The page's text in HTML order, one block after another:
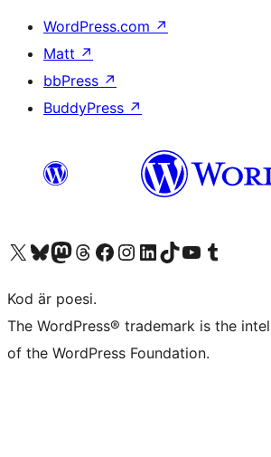
WordPress.com ↗
Matt ↗
bbPress ↗
BuddyPress ↗
Besök vår X-konto (f.d. Twitter)
Besök vårt Bluesky-konto
Besök vårt Mastodon-konto
Besök vårt Thread-konto
Besök vår Facebook-sidaBesök vårt Instagram-konto
Besök vårt LinkedIn-konto
Besök vårt TikTok-konto
Besök vår YouTube-kanalBesök vårt Tumblr-konto
Kod är poesi.
The WordPress® trademark is the
of the WordPress Foundation.